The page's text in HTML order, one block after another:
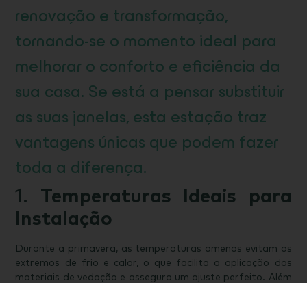
renovação e transformação,
tornando-se o momento ideal para
melhorar o conforto e eficiência da
sua casa. Se está a pensar substituir
as suas janelas, esta estação traz
vantagens únicas que podem fazer
toda a diferença.
1. Temperaturas Ideais para
Instalação
Durante a primavera, as temperaturas amenas evitam os
extremos de frio e calor, o que facilita a aplicação dos
materiais de vedação e assegura um ajuste perfeito. Além